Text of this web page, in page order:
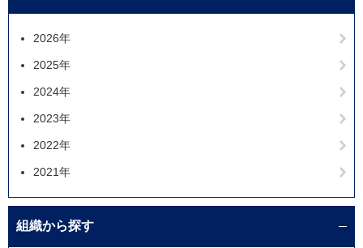
2026年
2025年
2024年
2023年
2022年
2021年
組織から探す